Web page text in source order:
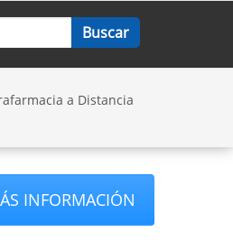
a Distancia
INFORMACIÓN